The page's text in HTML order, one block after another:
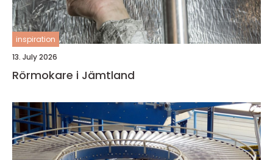
inspiration
13. July 2026
Rörmokare i Jämtland